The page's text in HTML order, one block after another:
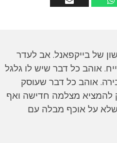
של בייקפאנל. אב לעדר
אוהב כל דבר שיש לו גלגל
אוהב כל דבר שעוסק
להמציא מצלמה חדישה ואף
על אוכף מבלה עם